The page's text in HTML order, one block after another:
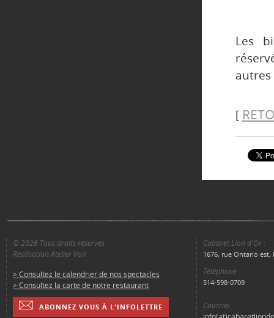
Les
autres
[
© 2026 Tous droits réservés
Réalisation Atelier Voir
> Consultez le calendrier de nos spectacles
> Consultez la carte de notre restaurant
ABONNEZ VOUS À L'INFOLETTRE
Cabaret Lion d'Or :
1676, rue Ontario est,
Téléphone
514-598-0709
Courriel